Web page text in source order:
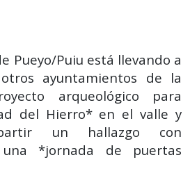
Pueyo/Puiu está llevando a
ayuntamientos de la
arqueológico para
del Hierro* en el valle y
un hallazgo con
una *jornada de puertas